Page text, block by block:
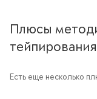
Плюсы
тейпирования
Есть еще несколько